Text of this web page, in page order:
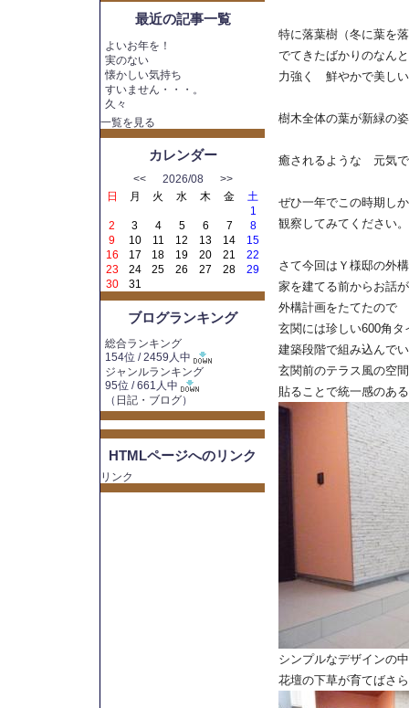
特に落葉樹（冬に葉を
でてきたばかりのなん
力強く 鮮やかで美し
樹木全体の葉が新緑の
癒されるような 元気
ぜひ一年でこの時期し
観察してみてください。
さて今回はＹ様邸の外
家を建てる前からお話
外構計画をたてたので
玄関には珍しい600角タ
建築段階で組み込んで
玄関前のテラス風の空
貼ることで統一感のあ
シンプルなデザインの
花壇の下草が育てばさ
最近の記事一覧
よいお年を！
実のない
懐かしい気持ち
すいません・・・。
久々
一覧を見る
カレンダー
<<2026/08 >>
日
月 火 水 木 金
土
1
2
3 4 5 6 7
8
9
10 11 12 13 14
15
16
17 18 19 20 21
22
23
24 25 26 27 28
29
30
31
ブログランキング
総合ランキング
154位 / 2459人中
ジャンルランキング
95位 / 661人中
（ 日記・ブログ）
HTMLページへのリンク
リンク